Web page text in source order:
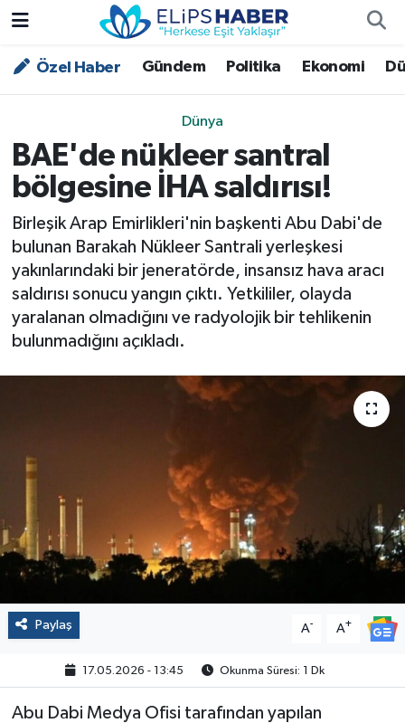
Özel Haber Gündem Politika Ekonomi
Dünya
BAE'de nükleer santral
bölgesine İHA saldırısı!
Birleşik Arap Emirlikleri'nin başkenti Abu Dabi'de
bulunan Barakah Nükleer Santrali yerleşkesi
yakınlarındaki bir jeneratörde, insansız hava aracı
saldırısı sonucu yangın çıktı. Yetkililer, olayda
yaralanan olmadığını ve radyolojik bir tehlikenin
bulunmadığını açıkladı.
Paylaş A- A+
17.05.2026 - 13:45 Okunma Süresi: 1 Dk
Abu Dabi Medya Ofisi tarafından yapılan
Özel Haber
Asayiş
Bilim - Teknoloji
Çevre - İklim
Dünya
Kültür - Sanat
Spor
Yaşam
Çalışma Hayatı
Kadın
Yurt
Nöbetçi Eczaneler
Trafik Durumu
Süper Lig Puan Durumu ve Fikstür
Tüm Manşetler
Son Dakika Haberleri